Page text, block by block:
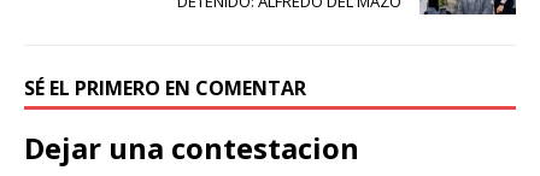
SÉ EL PRIMERO EN COMENTAR
Dejar una contestacion